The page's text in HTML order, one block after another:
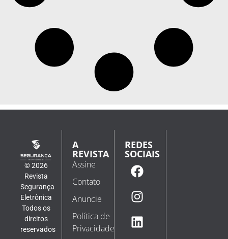
© 2026
Revista
Segurança
Eletrônica
Todos os
direitos
reservados
A
REVISTA
Assine
Contato
Anuncie
Política de
Privacidade
REDES
SOCIAIS